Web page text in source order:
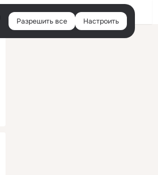
Войти
Разрешить все Настроить